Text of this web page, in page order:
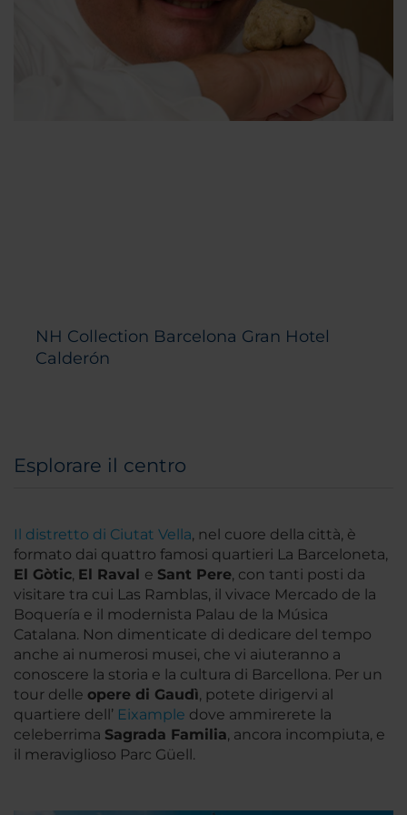
NH Collection Barcelona Gran Hotel
Calderón
Esplorare il centro
Il distretto di Ciutat Vella, nel cuore della città, è
formato dai quattro famosi quartieri La Barceloneta,
El Gòtic, El Raval e Sant Pere, con tanti posti da
visitare tra cui Las Ramblas, il vivace Mercado de la
Boquería e il modernista Palau de la Música
Catalana. Non dimenticate di dedicare del tempo
anche ai numerosi musei, che vi aiuteranno a
conoscere la storia e la cultura di Barcellona. Per un
tour delle opere di Gaudì, potete dirigervi al
quartiere dell’ Eixample dove ammirerete la
celeberrima Sagrada Familia, ancora incompiuta, e
il meraviglioso Parc Güell.